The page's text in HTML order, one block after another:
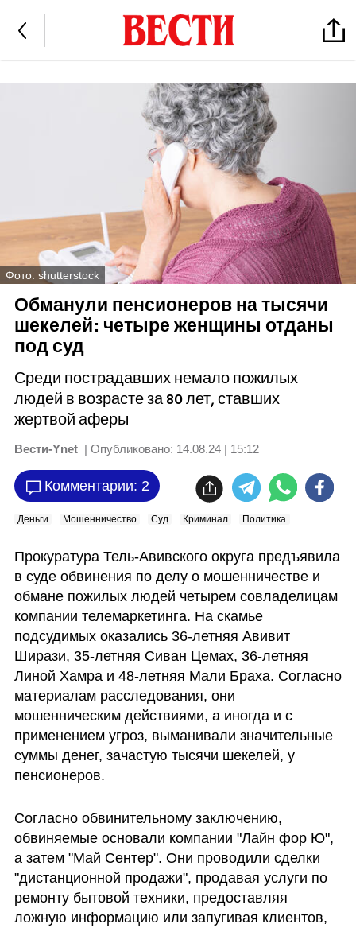
Фото: shutterstock
Обманули пенсионеров на тысячи
шекелей: четыре женщины отданы
под суд
Среди пострадавших немало пожилых
людей в возрасте за 80 лет, ставших
жертвой аферы
Вести-Ynet | Опубликовано: 14.08.24 | 15:12
Комментарии: 2
Деньги Мошенничество Суд Криминал Политика
Прокуратура Тель-Авивского округа предъявила
в суде обвинения по делу о мошенничестве и
обмане пожилых людей четырем совладелицам
компании телемаркетинга. На скамье
подсудимых оказались 36-летняя Авивит
Ширази, 35-летняя Сиван Цемах, 36-летняя
Линой Хамра и 48-летняя Мали Браха. Согласно
материалам расследования, они
мошенническим действиями, а иногда и с
применением угроз, выманивали значительные
суммы денег, зачастую тысячи шекелей, у
пенсионеров.
Согласно обвинительному заключению,
обвиняемые основали компании "Лайн фор Ю",
а затем "Май Сентер". Они проводили сделки
"дистанционной продажи", продавая услуги по
ремонту бытовой техники, предоставляя
ложную информацию или запугивая клиентов,